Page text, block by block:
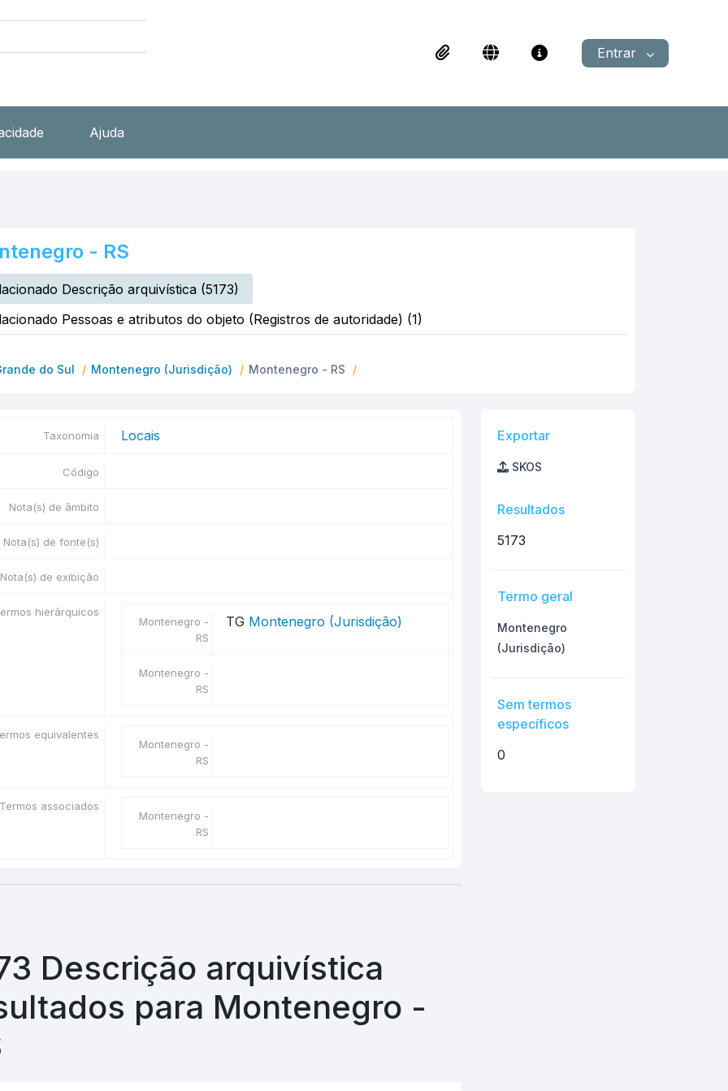
Entrar
Ajuda
- RS
Descrição arquivística (5173)
Pessoas e atributos do objeto (Registros de autoridade) (1)
do Sul Montenegro (Jurisdição) Montenegro - RS
Taxonomia Locais
Código
Nota(s) de âmbito
Nota(s) de fonte(s)
Nota(s) de exibição
hierárquicos
Montenegro -
RS
TG Montenegro (Jurisdição)
Montenegro -
RS
equivalentes
Montenegro -
RS
associados
Montenegro -
RS
Descrição arquivística
para Montenegro -
Exportar
SKOS
Resultados
5173
Termo geral
Montenegro
(Jurisdição)
Sem termos
específicos
0